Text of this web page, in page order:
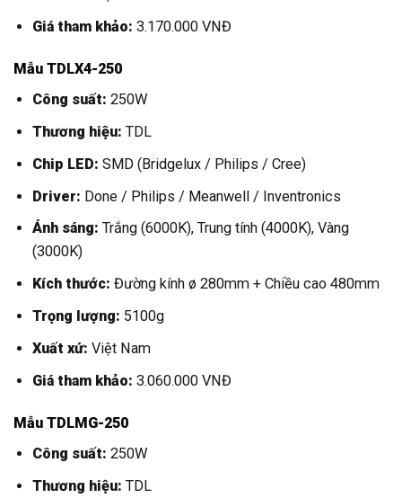
Giá tham khảo: 3.170.000 VNĐ
Mẫu TDLX4-250
Công suất: 250W
Thương hiệu: TDL
Chip LED: SMD (Bridgelux / Philips / Cree)
Driver: Done / Philips / Meanwell / Inventronics
Ánh sáng: Trắng (6000K), Trung tính (4000K), Vàng
(3000K)
Kích thước: Đường kính ø 280mm + Chiều cao 480mm
Trọng lượng: 5100g
Xuất xứ: Việt Nam
Giá tham khảo: 3.060.000 VNĐ
Mẫu TDLMG-250
Công suất: 250W
Thương hiệu: TDL